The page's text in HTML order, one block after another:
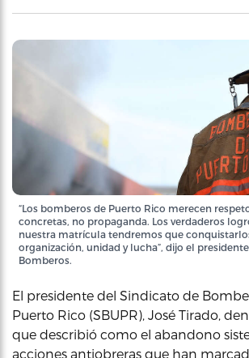
“Los bomberos de Puerto Rico merecen
concretas, no propaganda. Los verdaderos
nuestra matrícula tendremos que
organización, unidad y lucha”, dijo el
Bomberos.
El presidente del Sindicato de
Puerto Rico (SBUPR), José Tirado,
que describió como el abandono
acciones antiobreras que han